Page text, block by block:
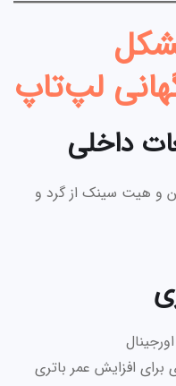
لپ‌تاپ
داخلی
و هیت سینک از گرد و
برای افزایش عمر باتری